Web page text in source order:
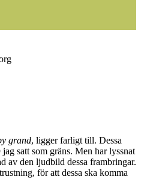
grand, ligger farligt till. Dessa
satt som gräns. Men har lyssnat
av den ljudbild dessa frambringar.
för att dessa ska komma